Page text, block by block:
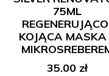
75ML
KOJĄCA MASKA
35.00 zł